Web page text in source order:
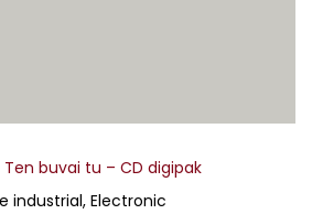
Ten buvai tu – CD digipak
industrial, Electronic